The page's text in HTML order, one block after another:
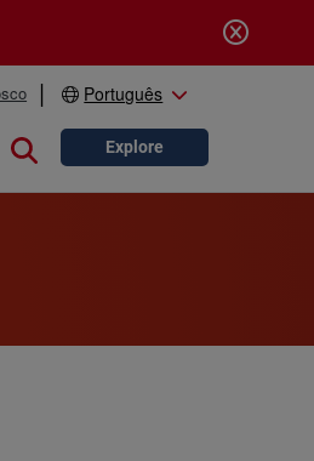
Português
Close search
Explore